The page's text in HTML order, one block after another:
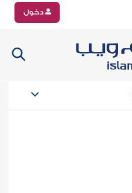
دخول